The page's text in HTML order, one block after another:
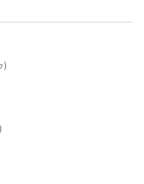
)